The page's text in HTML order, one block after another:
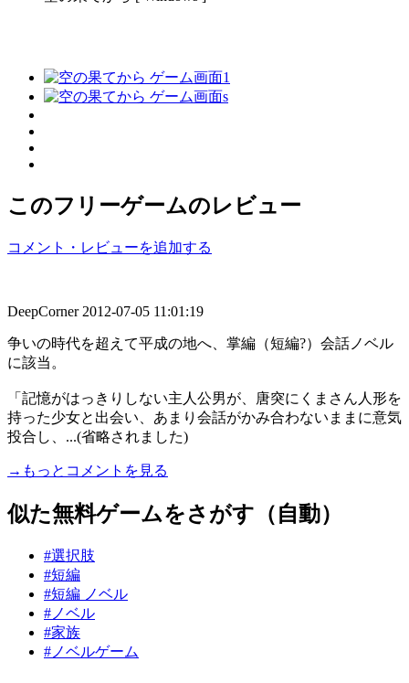
このフリーゲームのレビュー
コメント・レビューを追加する
DeepCorner 2012-07-05 11:01:19
争いの時代を超えて平成の地へ、掌編（短編?）会話ノベル
に該当。
「記憶がはっきりしない主人公男が、唐突にくまさん人形を
持った少女と出会い、あまり会話がかみ合わないままに意気
投合し、...(省略されました)
→もっとコメントを見る
似た無料ゲームをさがす（自動）
#選択肢
#短編
#短編 ノベル
#ノベル
#家族
#ノベルゲーム